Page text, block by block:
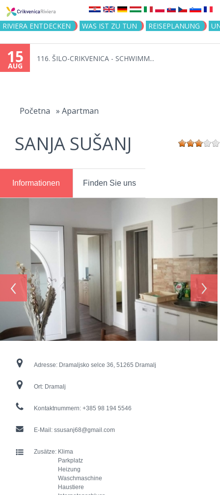
Jump to navigation
RIVIERA ENTDECKEN WAS IST ZU TUN REISEPLANUNG
15
AUG
116. ŠILO-CRIKVENICA - SCHWIMM...
Početna » Apartman
SANJA SUŠANJ
Informationen Finden Sie uns
‹ ›
Adresse: Dramaljsko selce 36, 51265 Dramalj
Ort: Dramalj
Kontaktnummern: +385 98 194 5546
E-Mail: ssusanj68@gmail.com
Zusätze: Klima
Parkplatz
Heizung
Waschmaschine
Haustiere